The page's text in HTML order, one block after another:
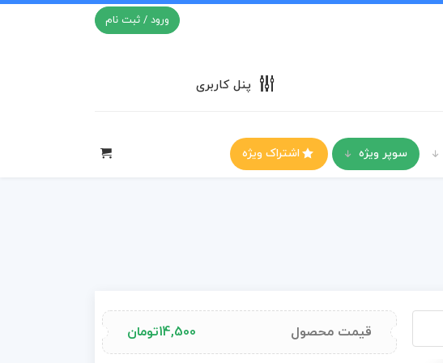
ورود / ثبت نام
پنل کاربری
سوپر ویژه اشتراک ویژه
قیمت محصول 14,500تومان